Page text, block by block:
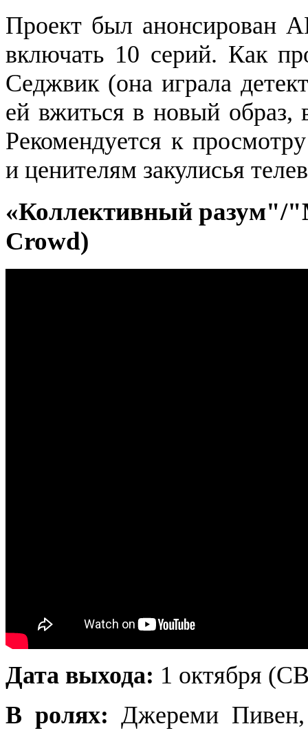
Проект был анонсирован
включать 10 серий. Как
Седжвик (она играла
ей вжиться в новый образ,
Рекомендуется к
и ценителям закулисья
«Коллективный разум"/
Crowd)
Дата выхода: 1 октября
В ролях: Джереми